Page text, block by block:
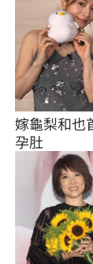
嫁龜梨和也
孕肚